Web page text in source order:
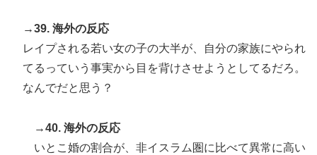
→39. 海外の反応
レイプされる若い女の子の大半が、自分の家族にやられ
てるっていう事実から目を背けさせようとしてるだろ。
なんでだと思う？
→40. 海外の反応
いとこ婚の割合が、非イスラム圏に比べて異常に高い